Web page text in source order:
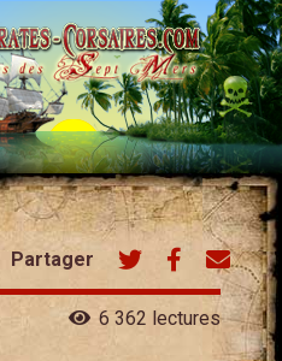
Partager
6 362 lectures